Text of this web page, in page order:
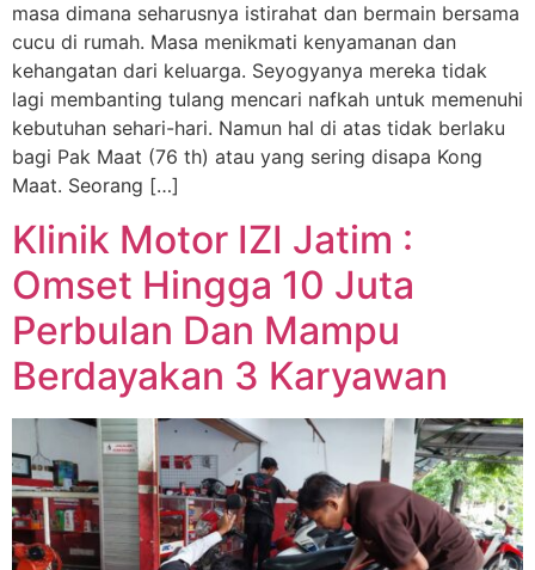
masa dimana seharusnya istirahat dan bermain bersama
cucu di rumah. Masa menikmati kenyamanan dan
kehangatan dari keluarga. Seyogyanya mereka tidak
lagi membanting tulang mencari nafkah untuk memenuhi
kebutuhan sehari-hari. Namun hal di atas tidak berlaku
bagi Pak Maat (76 th) atau yang sering disapa Kong
Maat. Seorang […]
Klinik Motor IZI Jatim :
Omset Hingga 10 Juta
Perbulan Dan Mampu
Berdayakan 3 Karyawan